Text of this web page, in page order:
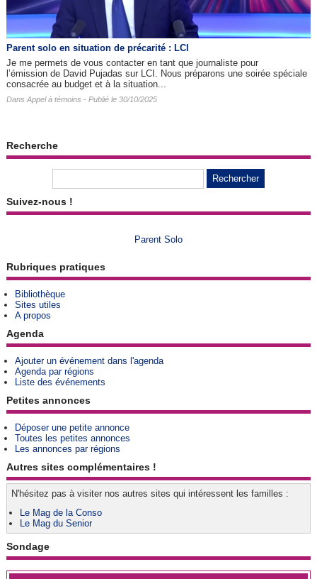
Parent solo en situation de précarité : LCI
Je me permets de vous contacter en tant que journaliste pour
l’émission de David Pujadas sur LCI. Nous préparons une soirée spéciale
consacrée au budget et à la situation...
Dans Appel à témoins - Publié le 30/10/2025
Recherche
Suivez-nous !
Parent Solo
Rubriques pratiques
Bibliothèque
Sites utiles
A propos
Agenda
Ajouter un événement dans l'agenda
Agenda par régions
Liste des événements
Petites annonces
Déposer une petite annonce
Toutes les petites annonces
Les annonces par régions
Autres sites complémentaires !
N'hésitez pas à visiter nos autres sites qui intéressent les familles :
Le Mag de la Conso
Le Mag du Senior
Sondage